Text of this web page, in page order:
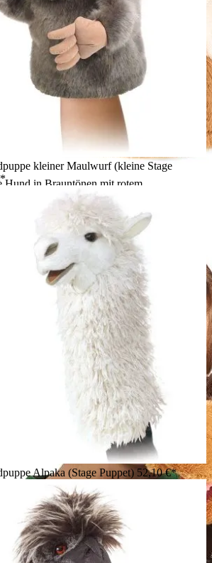
Hund in Brauntönen mit rotem
Maul, Seitenansicht
kleiner Maulwurf (kleine Stage
Alpaka (Stage Puppet) 52,10 €*